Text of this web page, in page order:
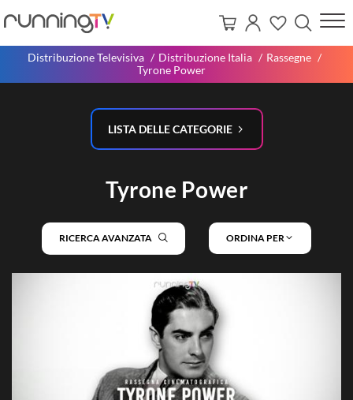
Distribuzione Televisiva Distribuzione Italia
Rassegne
Tyrone Power
LISTA DELLE CATEGORIE
Tyrone Power
RICERCA AVANZATA ORDINA PER